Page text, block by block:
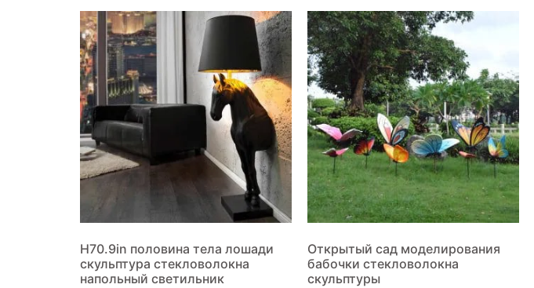
H70.9in половина тела лошади
скульптура стекловолокна
напольный светильник
Открытый сад моделирования
бабочки стекловолокна
скульптуры